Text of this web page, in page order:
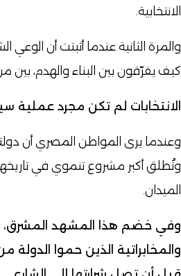
الانتخابية.
والمرة الثانية عندما أثبتت أن
كيف يفرّقون بين البناء والهدم،
الانتخابات لم تكن مجرد عملية
وعندما يرى المواطن المصري أن
وتُطلق أكبر مشروع تنموي في
الميدان.
وفي خضم هذا المشهد المشرق،
والمخابراتية الذين حموا الدولة